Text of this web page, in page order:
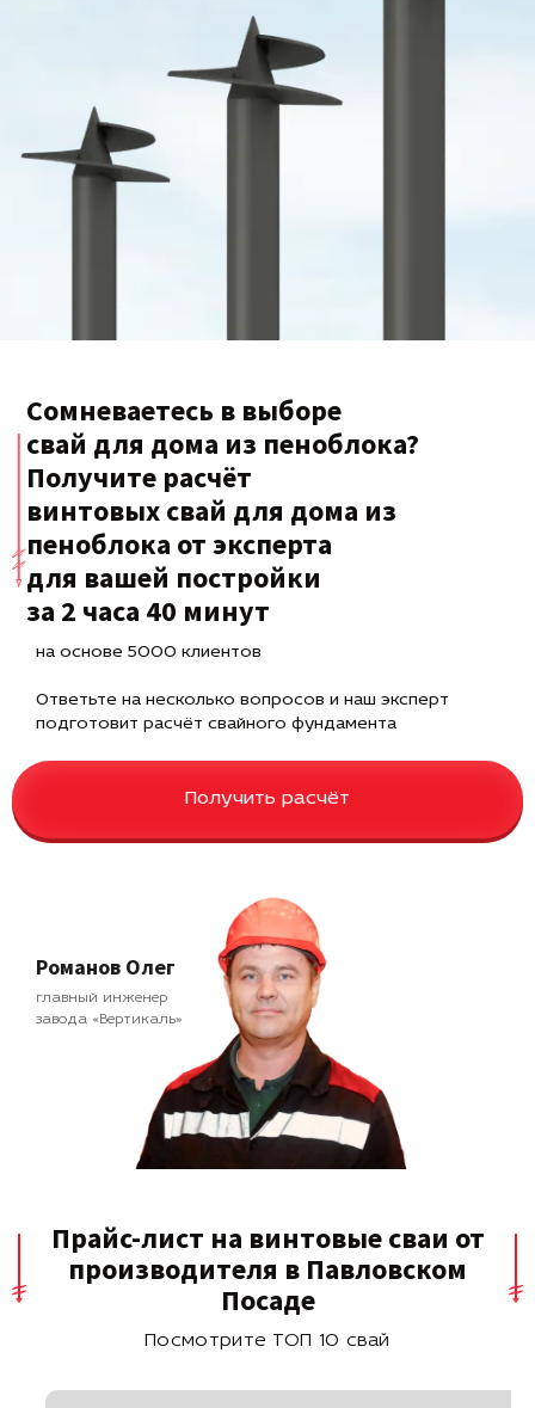
Сомневаетесь в выборе
свай для дома из пеноблока?
Получите расчёт
винтовых свай для дома из
пеноблока от эксперта
для вашей постройки
за 2 часа 40 минут
на основе 5000 клиентов
Ответьте на несколько вопросов и наш эксперт
подготовит расчёт свайного фундамента
Получить расчёт
Романов Олег
главный инженер
завода «Вертикаль»
Прайс-лист на винтовые сваи от
производителя в Павловском
Посаде
Посмотрите ТОП 10 свай